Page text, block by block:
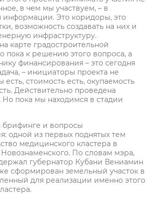
в чем мы участвуем, – в
информации. Это коридоры, это
возможность создавать на них и
инфраструктуру.
карте градостроительной
пока к решению этого вопроса, а
финансирования – это сегодня
– инициаторы проекта не
стоимость есть, окупаемость
Действительно проведена
Но пока мы находимся в стадии
брифинге и вопросы
одной из первых поднятых тем
медицинского кластера в
По словам мэра,
губернатор Кубани Вениамин
сформирован земельный участок в
для реализации именно этого